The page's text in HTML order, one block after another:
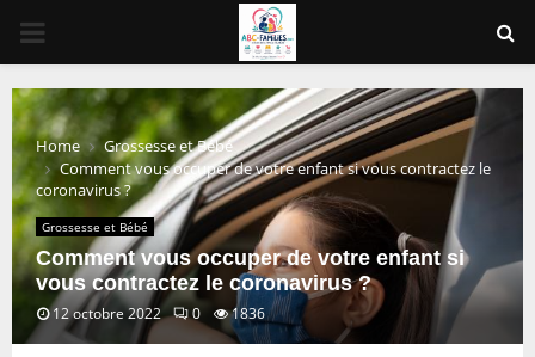
PRIMARY
MENU
Home
Grossesse et Bébé
Comment vous occuper de votre enfant si vous contractez le
coronavirus ?
Grossesse et Bébé
Comment vous occuper de votre enfant si
vous contractez le coronavirus ?
12 octobre 2022 0 1836